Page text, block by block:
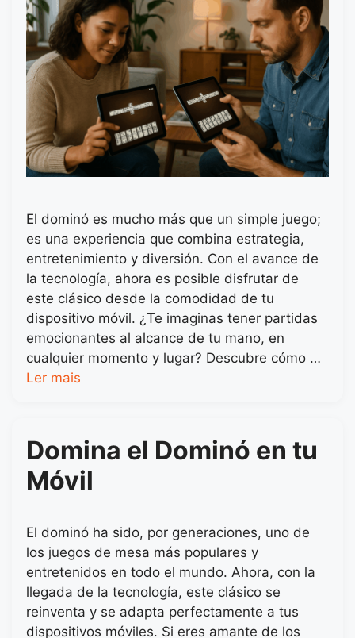
El dominó es mucho más que un simple juego;
es una experiencia que combina estrategia,
entretenimiento y diversión. Con el avance de
la tecnología, ahora es posible disfrutar de
este clásico desde la comodidad de tu
dispositivo móvil. ¿Te imaginas tener partidas
emocionantes al alcance de tu mano, en
cualquier momento y lugar? Descubre cómo …
Ler mais
Domina el Dominó en tu
Móvil
El dominó ha sido, por generaciones, uno de
los juegos de mesa más populares y
entretenidos en todo el mundo. Ahora, con la
llegada de la tecnología, este clásico se
reinventa y se adapta perfectamente a tus
dispositivos móviles. Si eres amante de los